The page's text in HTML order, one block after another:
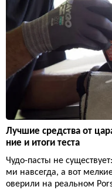
Лучшие средства от
ние и итоги теста
Чудо-пасты не
ми навсегда, а вот
оверили на реальном